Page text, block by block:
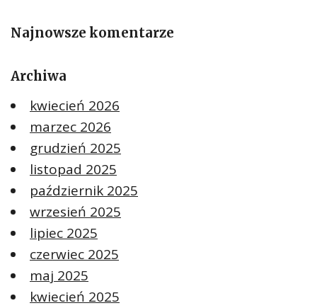
Najnowsze komentarze
Archiwa
kwiecień 2026
marzec 2026
grudzień 2025
listopad 2025
październik 2025
wrzesień 2025
lipiec 2025
czerwiec 2025
maj 2025
kwiecień 2025